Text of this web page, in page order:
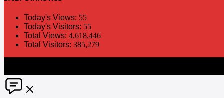
Today's Views: 55
Today's Visitors: 55
Total Views: 4,618,446
Total Visitors: 385,279